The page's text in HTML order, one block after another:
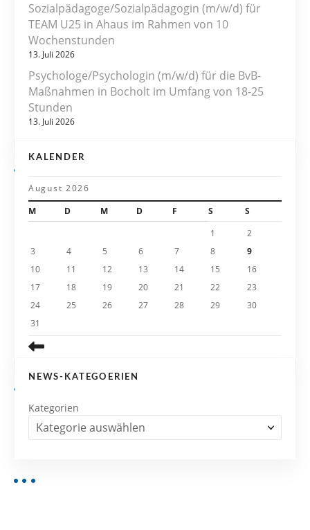
a
Sozialpädagoge/Sozialpädagogin (m/w/d) für
TEAM U25 in Ahaus im Rahmen von 10
Wochenstunden
13. Juli 2026
Psychologe/Psychologin (m/w/d) für die BvB-
Maßnahmen in Bocholt im Umfang von 18-25
Stunden
13. Juli 2026
KALENDER
August 2026
M
D M D F S
S
1
2
3
4 5 6 7 8
9
10
11 12 13 14 15
16
17
18 19 20 21 22
23
24
25 26 27 28 29
30
31
NEWS-KATEGOERIEN
Kategorien